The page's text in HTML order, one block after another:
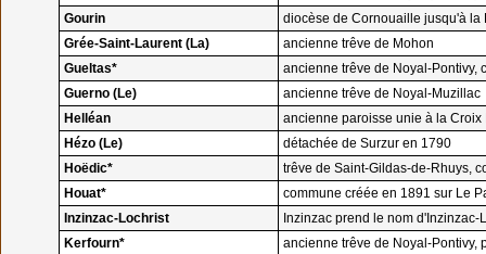
Gourin
diocèse de Cornouaille jusqu'à la
Grée-Saint-Laurent (La)
ancienne trêve de Mohon
Gueltas*
ancienne trêve de Noyal-Pontivy,
Guerno (Le)
ancienne trêve de Noyal-Muzillac
Helléan
ancienne paroisse unie à la Croix
Hézo (Le)
détachée de Surzur en 1790
Hoëdic*
trêve de Saint-Gildas-de-Rhuys,
Houat*
commune créée en 1891 sur Le
Inzinzac-Lochrist
Inzinzac prend le nom d'Inzinzac-
Kerfourn*
ancienne trêve de Noyal-Pontivy,